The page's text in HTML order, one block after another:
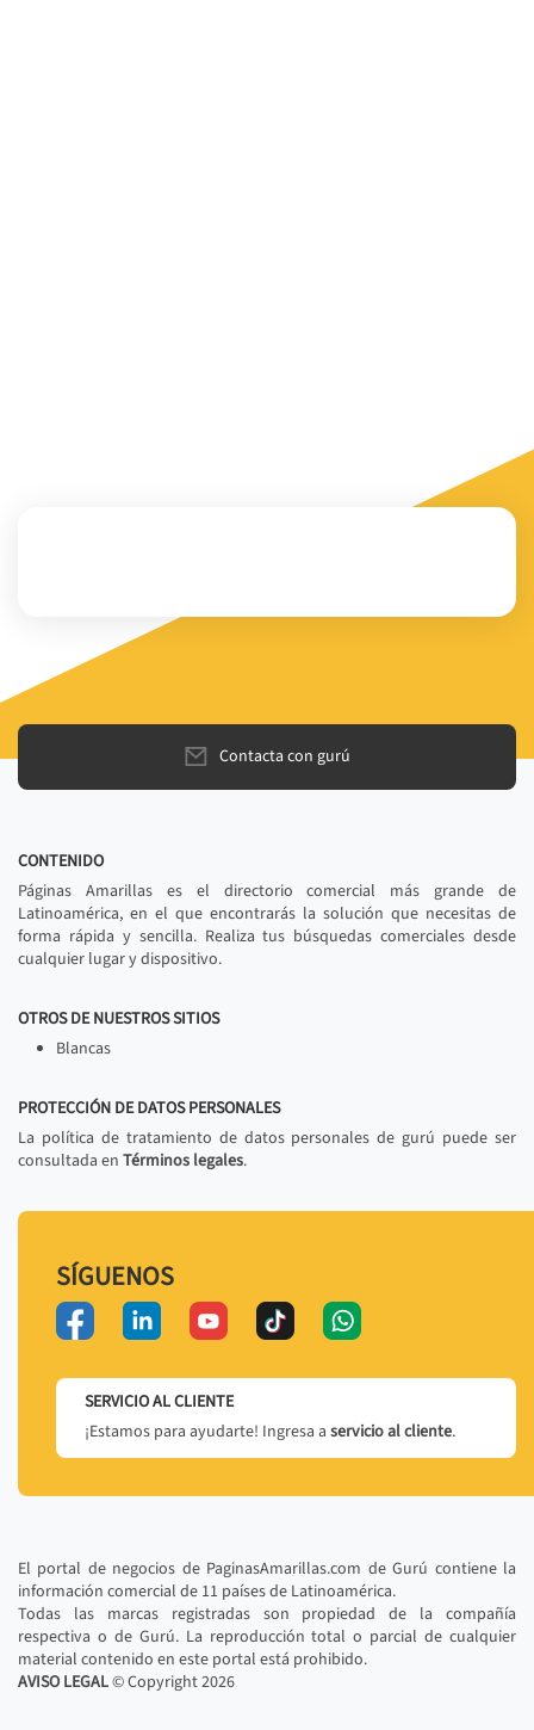
Contacta con gurú
CONTENIDO
Páginas Amarillas es el directorio comercial más grande de
Latinoamérica, en el que encontrarás la solución que necesitas de
forma rápida y sencilla. Realiza tus búsquedas comerciales desde
cualquier lugar y dispositivo.
OTROS DE NUESTROS SITIOS
Blancas
PROTECCIÓN DE DATOS PERSONALES
La política de tratamiento de datos personales de gurú puede ser
consultada en Términos legales.
SÍGUENOS
SERVICIO AL CLIENTE
¡Estamos para ayudarte! Ingresa a servicio al cliente.
El portal de negocios de PaginasAmarillas.com de Gurú contiene la
información comercial de 11 países de Latinoamérica.
Todas las marcas registradas son propiedad de la compañía
respectiva o de Gurú. La reproducción total o parcial de cualquier
material contenido en este portal está prohibido.
AVISO LEGAL© Copyright2026